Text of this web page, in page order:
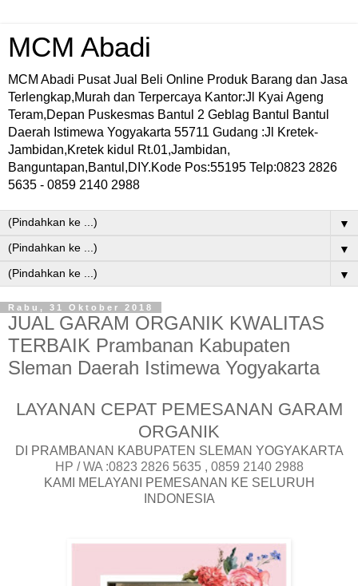
MCM Abadi
MCM Abadi Pusat Jual Beli Online Produk Barang dan Jasa
Terlengkap,Murah dan Terpercaya Kantor:Jl Kyai Ageng
Teram,Depan Puskesmas Bantul 2 Geblag Bantul Bantul
Daerah Istimewa Yogyakarta 55711 Gudang :Jl Kretek-
Jambidan,Kretek kidul Rt.01,Jambidan,
Banguntapan,Bantul,DIY.Kode Pos:55195 Telp:0823 2826
5635 - 0859 2140 2988
▼
▼
▼
Rabu, 31 Oktober 2018
JUAL GARAM ORGANIK KWALITAS
TERBAIK Prambanan Kabupaten
Sleman Daerah Istimewa Yogyakarta
LAYANAN CEPAT PEMESANAN GARAM
ORGANIK
DI PRAMBANAN KABUPATEN SLEMAN YOGYAKARTA
HP / WA :0823 2826 5635 , 0859 2140 2988
KAMI MELAYANI PEMESANAN KE SELURUH
INDONESIA